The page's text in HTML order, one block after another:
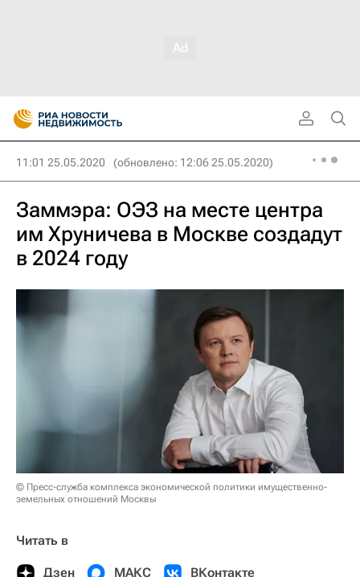
11:01 25.05.2020 (обновлено: 12:06 25.05.2020)
Заммэра: ОЭЗ на месте центра
им Хруничева в Москве создадут
в 2024 году
© Пресс-служба комплекса экономической политики имущественно-
земельных отношений Москвы
Читать в
Дзен МАКС ВКонтакте